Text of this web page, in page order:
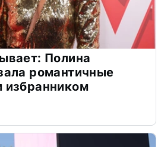
Полина
романтичные